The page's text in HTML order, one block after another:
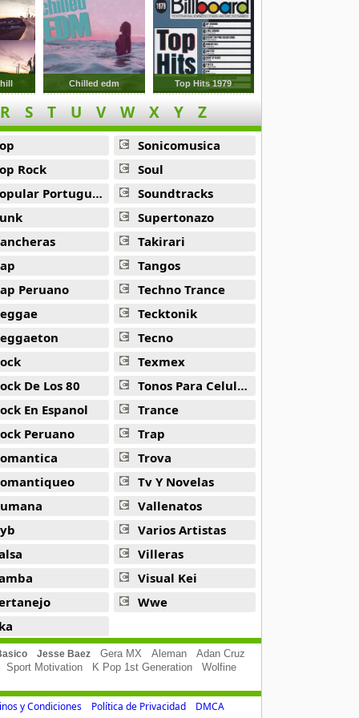
Chilled edm Top Hits 1979
R S T U V W X Y Z
Rock
Portuguesa
Peruano
De Los 80
En Espanol
Peruano
Sonicomusica
Soul
Soundtracks
Supertonazo
Takirari
Tangos
Techno Trance
Tecktonik
Tecno
Texmex
Tonos Para Celulares
Trance
Trap
Trova
Tv Y Novelas
Vallenatos
Varios Artistas
Villeras
Visual Kei
Wwe
Jesse Baez Gera MX Aleman
Adan Cruz
Sport Motivation
K Pop 1st Generation Wolfine
y Condiciones Política de Privacidad DMCA